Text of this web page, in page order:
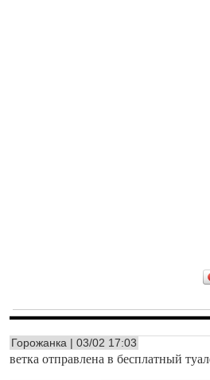
Горожанка | 03/02 17:03
ветка отправлена в бесплатный